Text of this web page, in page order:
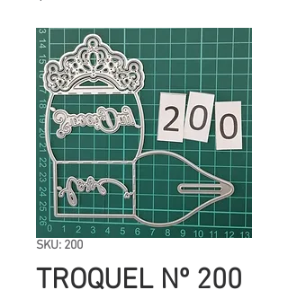
SKU: 200
TROQUEL Nº 200